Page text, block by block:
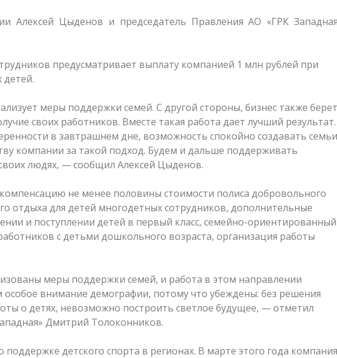
Алексей Цыденов и председатель Правления АО «ГРК
предусматривает выплату компанией 1 млн рублей при
меры поддержки семей. С другой стороны, бизнес также берет
своих работников. Вместе такая работа дает лучший результат.
в завтрашнем дне, возможность спокойно создавать семьи
компании за такой подход. Будем и дальше поддерживать
людях, — сообщил Алексей Цыденов.
не менее половины стоимости полиса добровольного
отдыха для детей многодетных сотрудников, дополнительные
и поступлении детей в первый класс, семейно-ориентированный
с детьми дошкольного возраста, организация работы
меры поддержки семей, и работа в этом направлении
внимание демографии, потому что убеждены: без решения
о детях, невозможно построить светлое будущее, — отметил
Дмитрий Толоконников.
детского спорта в регионах. В марте этого года компания